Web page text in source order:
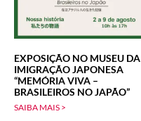
EXPOSIÇÃO NO MUSEU DA
IMIGRAÇÃO JAPONESA
“MEMÓRIA VIVA –
BRASILEIROS NO JAPÃO”
SAIBA MAIS >